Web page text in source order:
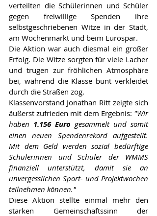
verteilten die Schülerinnen und Schüler
gegen freiwillige Spenden ihre
selbstgeschriebenen Witze in der Stadt,
am Wochenmarkt und beim Eurospar.
Die Aktion war auch diesmal ein großer
Erfolg. Die Witze sorgten für viele Lacher
und trugen zur fröhlichen Atmosphäre
bei, während die Klasse bunt verkleidet
durch die Straßen zog.
Klassenvorstand Jonathan Ritt zeigte sich
äußerst zufrieden mit dem Ergebnis: "Wir
haben 1.156 Euro gesammelt und somit
einen neuen Spendenrekord aufgestellt.
Mit dem Geld werden sozial bedürftige
Schülerinnen und Schüler der WMMS
finanziell unterstützt, damit sie an
unvergesslichen Sport- und Projektwochen
teilnehmen können."
Diese Aktion stellte einmal mehr den
starken Gemeinschaftssinn der